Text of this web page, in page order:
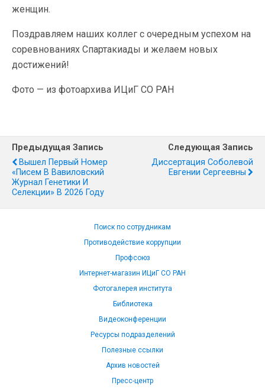
женщин.
Поздравляем наших коллег с очередным успехом на
соревнованиях Спартакиады и желаем новых
достижений!
Фото — из фотоархива ИЦиГ СО РАН
Предыдущая Запись
Вышел Первый Номер
«Писем В Вавиловский
Журнал Генетики И
Селекции» В 2026 Году
Следующая Запись
Диссертация Соболевой
Евгении Сергеевны
Поиск по сотрудникам
Противодействие коррупции
Профсоюз
Интернет-магазин ИЦиГ СО РАН
Фотогалерея института
Библиотека
Видеоконференции
Ресурсы подразделений
Полезные ссылки
Архив новостей
Пресс-центр